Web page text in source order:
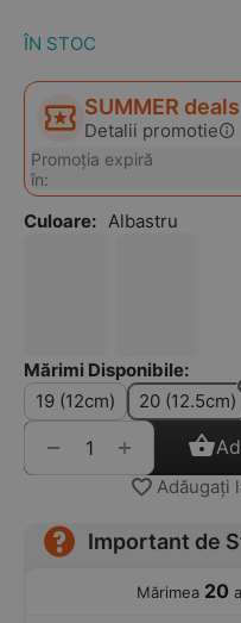
ÎN STOC
SUMMER deals
Detalii promotie
Promoția expiră
în:
Culoare: Albastru
Mărimi Disponibile:
19 (12cm)
20 (12.5cm)
+
−
Adăugați
Important de
Mărimea 20